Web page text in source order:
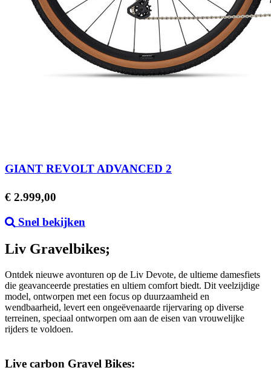
GIANT REVOLT ADVANCED 2
Prijs
€ 2.999,00
Snel bekijken
Liv Gravelbikes;
Ontdek nieuwe avonturen op de Liv Devote, de ultieme damesfiets
die geavanceerde prestaties en ultiem comfort biedt. Dit veelzijdige
model, ontworpen met een focus op duurzaamheid en
wendbaarheid, levert een ongeëvenaarde rijervaring op diverse
terreinen, speciaal ontworpen om aan de eisen van vrouwelijke
rijders te voldoen.
Live carbon Gravel Bikes: